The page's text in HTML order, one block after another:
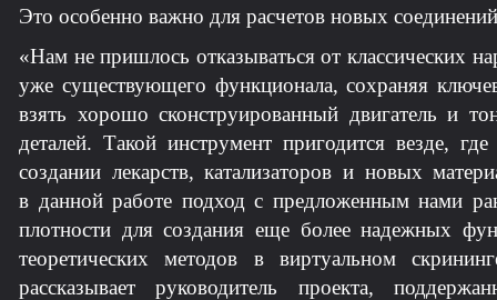
Это особенно важно для расчетов новых
«Нам не пришлось отказываться от классических
уже существующего функционала, сохраняя
взять хорошо сконструированный двигатель и
деталей. Такой инструмент пригодится везде,
создании лекарств, катализаторов и новых
в данной работе подход с предложенным нами
плотности для создания еще более надежных
теоретических методов в виртуальном
рассказывает руководитель проекта,